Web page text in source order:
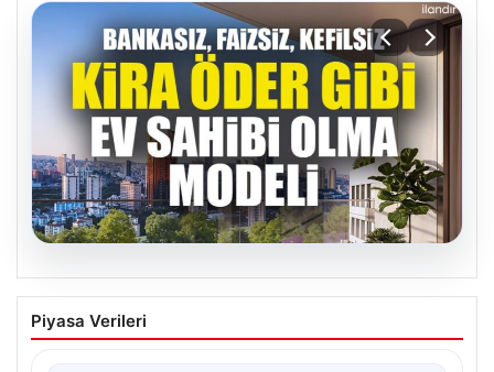
04.08.2026
DAP Yapı’dan bir ilk! Emlak Konut
güvencesi Dap vizyonuyla kendi
Piyasa Verileri